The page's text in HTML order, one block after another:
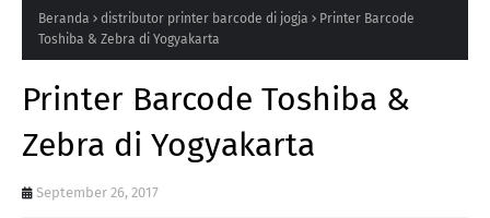
Beranda distributor printer barcode di jogja
Printer Barcode
Toshiba & Zebra di Yogyakarta
Printer Barcode Toshiba &
Zebra di Yogyakarta
September 26, 2017